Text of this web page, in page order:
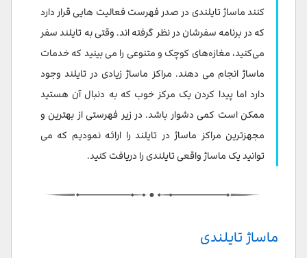
سالن زیبایی و اسپا دارین
PAÑPURI WELLNESS
SPA by Le Méridien
burasari phuket
Pearl Spa
7Spa Masha Luxury
Grace Spa
کنند ماساژ تایلندی در صدر فهرست فعالیت هایی قرار دارد
که در برنامه سفرشان در نظر گرفته اند. وقتی به تایلند سفر
می‌کنید، مغازه‌های کوچک و متنوعی را می بینید که خدمات
ماساژ انجام می دهند. مراکز ماساژ زیادی در تایلند وجود
دارد اما پیدا کردن یک مرکز خوب که به دنبال آن هستید
ممکن است کمی دشوار باشد. در زیر فهرستی از بهترین و
مجهزترین مراکز ماساژ در تایلند را ارائه نمودیم که می
توانید یک ماساژ واقعی تایلندی را دریافت کنید.
ماساژ تایلندی